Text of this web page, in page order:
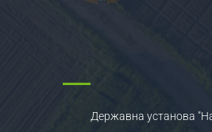
Державна установа